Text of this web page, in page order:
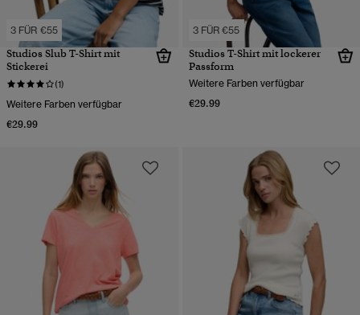
3 FÜR €55
Studios Slub T-Shirt mit
Stickerei
(1)
Weitere Farben verfügbar
€29.99
3 FÜR €55
Studios T-Shirt mit lockerer
Passform
Weitere Farben verfügbar
€29.99